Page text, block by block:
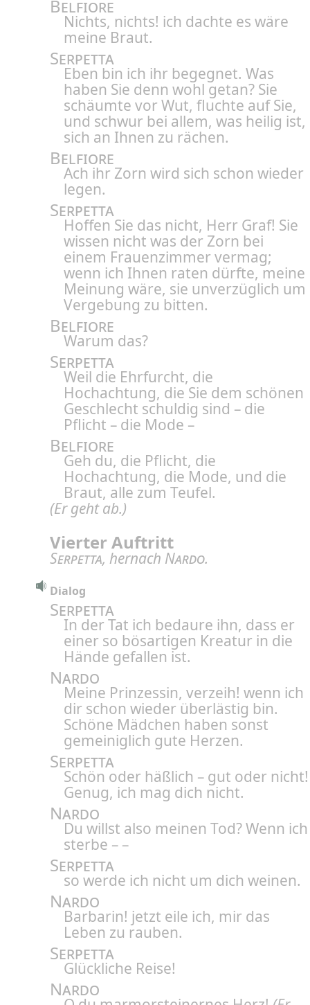
Belfiore
Nichts, nichts! ich dachte es wäre
meine Braut.
Serpetta
Eben bin ich ihr begegnet. Was
haben Sie denn wohl getan? Sie
schäumte vor Wut, fluchte auf Sie,
und schwur bei allem, was heilig ist,
sich an Ihnen zu rächen.
Belfiore
Ach ihr Zorn wird sich schon wieder
legen.
Serpetta
Hoffen Sie das nicht, Herr Graf! Sie
wissen nicht was der Zorn bei
einem Frauenzimmer vermag;
wenn ich Ihnen raten dürfte, meine
Meinung wäre, sie unverzüglich um
Vergebung zu bitten.
Belfiore
Warum das?
Serpetta
Weil die Ehrfurcht, die
Hochachtung, die Sie dem schönen
Geschlecht schuldig sind – die
Pflicht – die Mode –
Belfiore
Geh du, die Pflicht, die
Hochachtung, die Mode, und die
Braut, alle zum Teufel.
(Er geht ab.)
Vierter Auftritt
Serpetta, hernach Nardo.
Dialog
Serpetta
In der Tat ich bedaure ihn, dass er
einer so bösartigen Kreatur in die
Hände gefallen ist.
Nardo
Meine Prinzessin, verzeih! wenn ich
dir schon wieder überlästig bin.
Schöne Mädchen haben sonst
gemeiniglich gute Herzen.
Serpetta
Schön oder häßlich – gut oder nicht!
Genug, ich mag dich nicht.
Nardo
Du willst also meinen Tod? Wenn ich
sterbe – –
Serpetta
so werde ich nicht um dich weinen.
Nardo
Barbarin! jetzt eile ich, mir das
Leben zu rauben.
Serpetta
Glückliche Reise!
Nardo